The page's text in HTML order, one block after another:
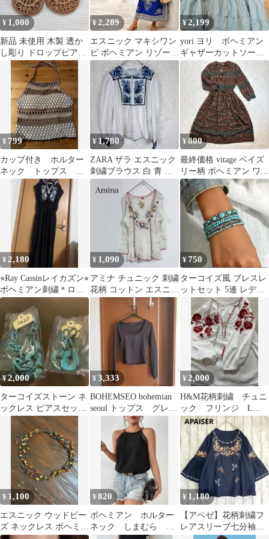
¥ 1,000
新品 未使用 木製 透か
し彫り ドロップピアス
エスニック ボヘミアン
¥2,289
エスニック マキシワン
ピ ボヘミアン リゾート
Vネック ゆったり 体型
カバー
¥2,199
yori ヨリ ボヘミアン
ギャザーカットソー
ペプラム
¥ 799
カップ付き ホルター
ネック トップス ア
ジアン ボヘミアン
平成 y2k
¥ 1,780
ZARA ザラ エスニック
刺繍ブラウス 白 青 ボ
ヘミアン インド製 S
¥800
最終価格 vitage ペイズ
リー柄 ボヘミアン ワン
ピース 総柄 レトロ 長
袖
¥ 2,180
⭐︎Ray Cassinレイカズン⭐︎
ボヘミアン刺繍＊ロン
グワンピース
¥ 1,090
アミナ チュニック 刺繍
花柄 コットン エスニッ
ク ゆったり 白 ボヘミ
¥750
ターコイズ風 ブレスレ
ットセット 5連 レディ
ース ボヘミアン
¥2,000
ターコイズストーン ネ
ックレス ピアスセット
ボヘミアン風
¥3,333
BOHEMSEO bohemian
seoul トップス グレ
ー チャコール
¥ 2,000
H&M花柄刺繍 チュニ
ック フリンジ Lサ
イズ ボヘミアントッ
プス
¥ 1,100
エスニック ウッドビー
ズ ネックレス ボヘミア
¥820
ボヘミアン ホルター
ネック しまむら
¥ 1,180
【アペゼ】花柄刺繍フ
レアスリーブ七分袖ブ